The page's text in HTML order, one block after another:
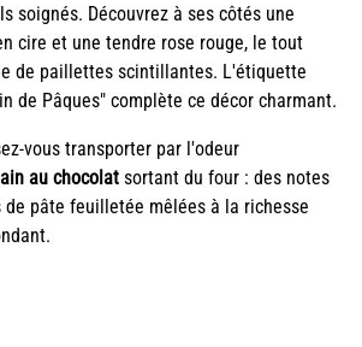
soignés. Découvrez à ses côtés une
cire et une tendre rose rouge, le tout
de paillettes scintillantes. L'étiquette
de Pâques" complète ce décor charmant.
vous transporter par l'odeur
au chocolat sortant du four : des notes
de pâte feuilletée mêlées à la richesse